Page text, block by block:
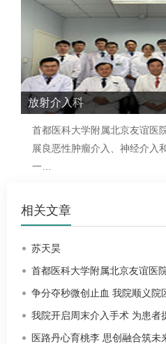
生等良性疾病的微创介入治疗。
5.全身各部位的穿刺活检、引
放射介入科
首都医科大学附属北京友谊医
展良恶性肿瘤介入、神经介入
一…
相关文章
苏天昊
首都医科大学附属北京友谊医
争分夺秒微创止血 我院顺义院
我院开启周末介入手术 为患者
医路丹心育桃李 思创融合筑未